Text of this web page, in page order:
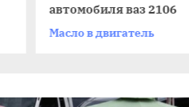
автомобиля ваз 2106
Масло в двигатель